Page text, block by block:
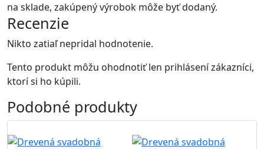
na sklade, zakúpený výrobok môže byť dodaný.
Recenzie
Nikto zatiaľ nepridal hodnotenie.
Tento produkt môžu ohodnotiť len prihlásení zákazníci,
ktorí si ho kúpili.
Podobné produkty